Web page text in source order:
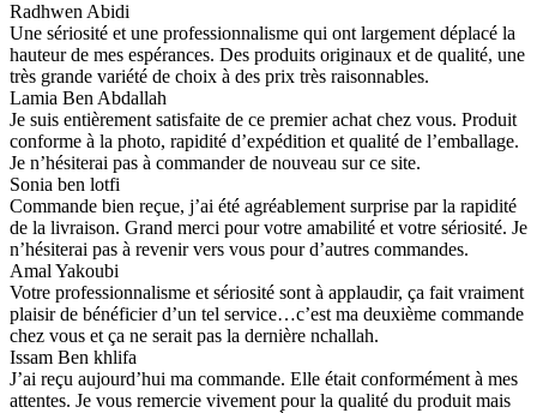
Radhwen Abidi
Une sériosité et une professionnalisme qui ont largement déplacé la
hauteur de mes espérances. Des produits originaux et de qualité, une
très grande variété de choix à des prix très raisonnables.
Lamia Ben Abdallah
Je suis entièrement satisfaite de ce premier achat chez vous. Produit
conforme à la photo, rapidité d’expédition et qualité de l’emballage.
Je n’hésiterai pas à commander de nouveau sur ce site.
Sonia ben lotfi
Commande bien reçue, j’ai été agréablement surprise par la rapidité
de la livraison. Grand merci pour votre amabilité et votre sériosité. Je
n’hésiterai pas à revenir vers vous pour d’autres commandes.
Amal Yakoubi
Votre professionnalisme et sériosité sont à applaudir, ça fait vraiment
plaisir de bénéficier d’un tel service…c’est ma deuxième commande
chez vous et ça ne serait pas la dernière nchallah.
Issam Ben khlifa
J’ai reçu aujourd’hui ma commande. Elle était conformément à mes
attentes. Je vous remercie vivement pour la qualité du produit mais